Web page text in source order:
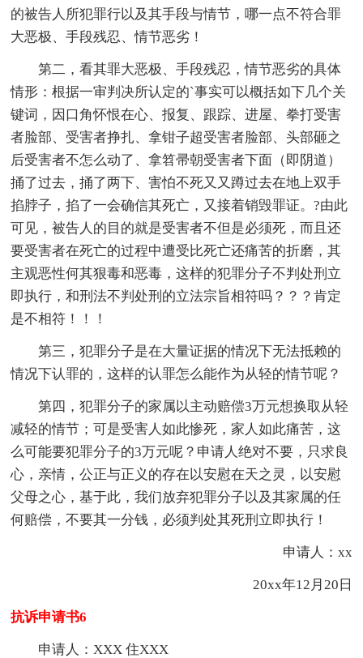
的被告人所犯罪行以及其手段与情节，哪一点不符合罪
大恶极、手段残忍、情节恶劣！
第二，看其罪大恶极、手段残忍，情节恶劣的具体
情形：根据一审判决所认定的`事实可以概括如下几个关
键词，因口角怀恨在心、报复、跟踪、进屋、拳打受害
者脸部、受害者挣扎、拿钳子超受害者脸部、头部砸之
后受害者不怎么动了、拿笤帚朝受害者下面（即阴道）
捅了过去，捅了两下、害怕不死又又蹲过去在地上双手
掐脖子，掐了一会确信其死亡，又接着销毁罪证。?由此
可见，被告人的目的就是受害者不但是必须死，而且还
要受害者在死亡的过程中遭受比死亡还痛苦的折磨，其
主观恶性何其狠毒和恶毒，这样的犯罪分子不判处刑立
即执行，和刑法不判处刑的立法宗旨相符吗？？？肯定
是不相符！！！
第三，犯罪分子是在大量证据的情况下无法抵赖的
情况下认罪的，这样的认罪怎么能作为从轻的情节呢？
第四，犯罪分子的家属以主动赔偿3万元想换取从轻
减轻的情节；可是受害人如此惨死，家人如此痛苦，这
么可能要犯罪分子的3万元呢？申请人绝对不要，只求良
心，亲情，公正与正义的存在以安慰在天之灵，以安慰
父母之心，基于此，我们放弃犯罪分子以及其家属的任
何赔偿，不要其一分钱，必须判处其死刑立即执行！
申请人：xx
20xx年12月20日
抗诉申请书6
申请人：XXX 住XXX